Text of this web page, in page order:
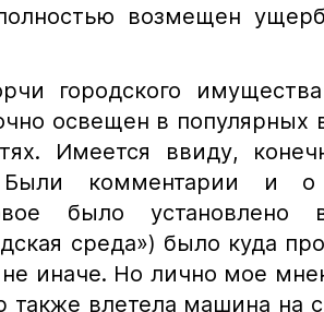
возмещен
городского
освещен в популярных
Имеется ввиду,
Были комментарии и
было установлено
среда») было куда
иначе. Но лично мое
также влетела машина на